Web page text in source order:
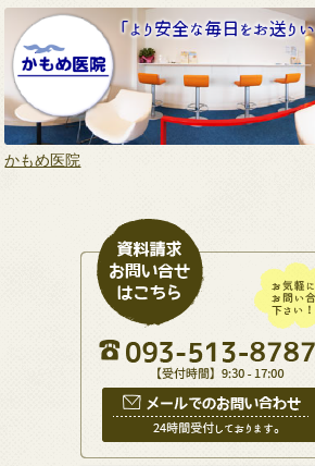
かもめ医院